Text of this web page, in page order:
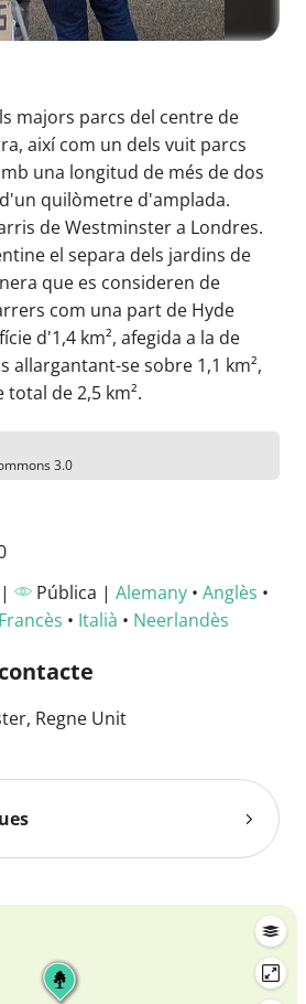
majors parcs del centre de
així com un dels vuit parcs
una longitud de més de dos
quilòmetre d'amplada.
de Westminster a Londres.
el separa dels jardins de
que es consideren de
com una part de Hyde
d'1,4 km², afegida a la de
allargantant-se sobre 1,1 km²,
de 2,5 km².
3.0
| Pública | Alemany• Anglès •
Francès • Italià • Neerlandès
Regne Unit